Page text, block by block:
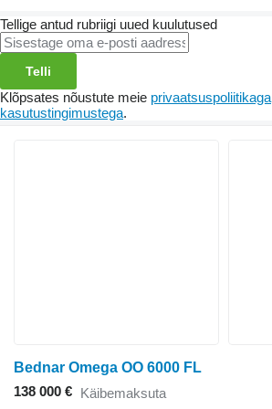
Tellige antud rubriigi uued kuulutused
Telli
Klõpsates nõustute meie privaatsuspoliitikaga
kasutustingimustega.
Bednar Omega OO 6000 FL
138 000 € Käibemaksuta